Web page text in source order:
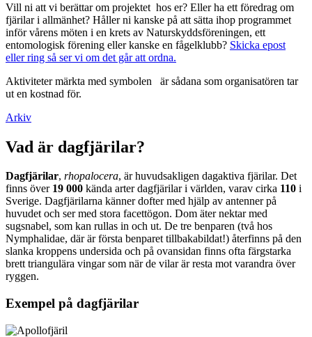
Vill ni att vi berättar om projektet hos er? Eller ha ett föredrag om
fjärilar i allmänhet? Håller ni kanske på att sätta ihop programmet
inför vårens möten i en krets av Naturskyddsföreningen, ett
entomologisk förening eller kanske en fågelklubb? Skicka epost
eller ring så ser vi om det går att ordna.
Aktiviteter märkta med symbolen
är sådana som organisatören tar
ut en kostnad för.
Arkiv
Vad är dagfjärilar?
Dagfjärilar, rhopalocera, är huvudsakligen dagaktiva fjärilar. Det
finns över 19 000 kända arter dagfjärilar i världen, varav cirka 110 i
Sverige. Dagfjärilarna känner dofter med hjälp av antenner på
huvudet och ser med stora facettögon. Dom äter nektar med
sugsnabel, som kan rullas in och ut. De tre benparen (två hos
Nymphalidae, där är första benparet tillbakabildat!) återfinns på den
slanka kroppens undersida och på ovansidan finns ofta färgstarka
brett triangulära vingar som när de vilar är resta mot varandra över
ryggen.
Exempel på dagfjärilar